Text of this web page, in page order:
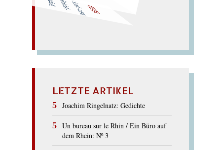
m
orden. –
Nor
m: der Dorn.
–
Nord oder
Meer? –
Modernder Dom!
LETZTE ARTIKEL
Joachim Ringelnatz: Gedichte
Un bureau sur le Rhin / Ein Büro auf
dem Rhein: Nº 3